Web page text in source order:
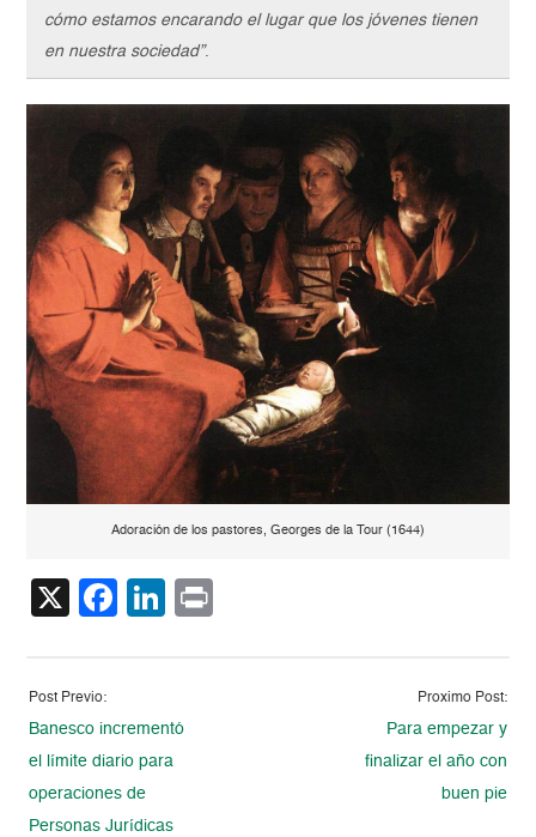
cómo estamos encarando el lugar que los jóvenes tienen
en nuestra sociedad”.
Adoración de los pastores, Georges de la Tour (1644)
X Facebook
LinkedIn
Post Previo:
Banesco incrementó
el límite diario para
operaciones de
Personas Jurídicas
Proximo Post:
Para empezar y
finalizar el año con
buen pie